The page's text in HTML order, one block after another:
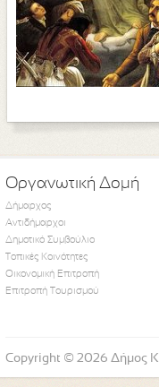
Οργανωτική Δομή
Δήμαρχος
Αντιδήμαρχοι
Δημοτικό Συμβούλιο
Τοπικές Κοινότητες
Οικονομική Επιτροπή
Επιτροπή Τουρισμού
Copyright © 2026 Δήμος